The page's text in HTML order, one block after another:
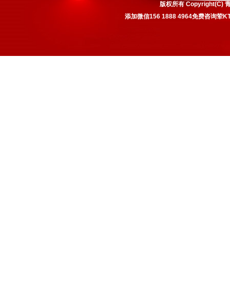
版权所有 Copyright(C)
添加微信156 1888 4964免费咨询荤